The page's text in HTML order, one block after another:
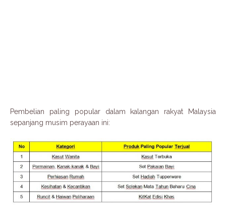
Pembelian paling popular dalam kalangan rakyat Malaysia
sepanjang musim perayaan ini: